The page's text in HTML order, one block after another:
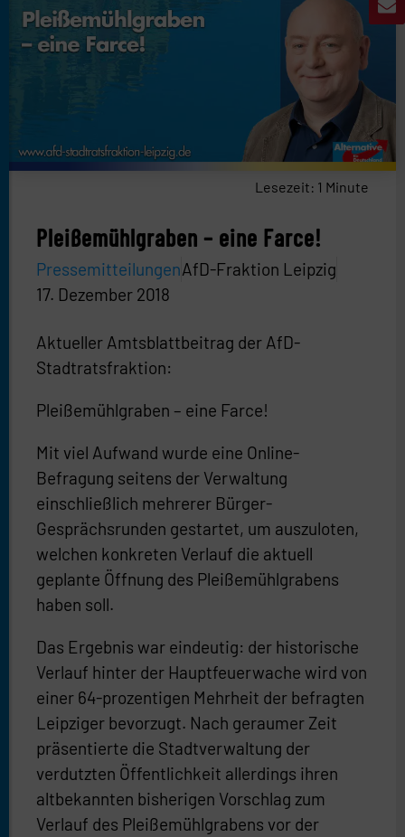
Lesezeit: 1 Minute
Pleißemühlgraben – eine Farce!
PressemitteilungenAfD-Fraktion Leipzig
17. Dezember 2018
Aktueller Amtsblattbeitrag der AfD-
Stadtratsfraktion:
Pleißemühlgraben – eine Farce!
Mit viel Aufwand wurde eine Online-
Befragung seitens der Verwaltung
einschließlich mehrerer Bürger-
Gesprächsrunden gestartet, um auszuloten,
welchen konkreten Verlauf die aktuell
geplante Öffnung des Pleißemühlgrabens
haben soll.
Das Ergebnis war eindeutig: der historische
Verlauf hinter der Hauptfeuerwache wird von
einer 64-prozentigen Mehrheit der befragten
Leipziger bevorzugt. Nach geraumer Zeit
präsentierte die Stadtverwaltung der
verdutzten Öffentlichkeit allerdings ihren
altbekannten bisherigen Vorschlag zum
Verlauf des Pleißemühlgrabens vor der